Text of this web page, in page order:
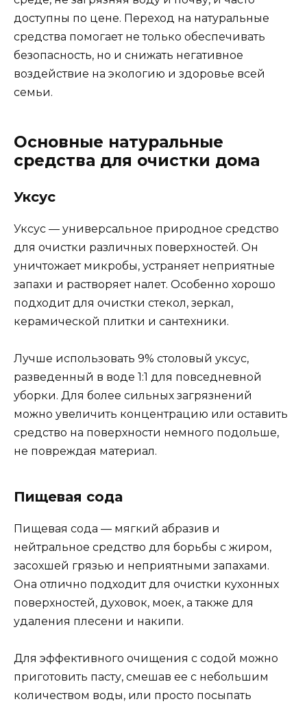
доступны по цене. Переход на натуральные
средства помогает не только обеспечивать
безопасность, но и снижать негативное
воздействие на экологию и здоровье всей
семьи.
Основные натуральные
средства для очистки дома
Уксус
Уксус — универсальное природное средство
для очистки различных поверхностей. Он
уничтожает микробы, устраняет неприятные
запахи и растворяет налет. Особенно хорошо
подходит для очистки стекол, зеркал,
керамической плитки и сантехники.
Лучше использовать 9% столовый уксус,
разведенный в воде 1:1 для повседневной
уборки. Для более сильных загрязнений
можно увеличить концентрацию или оставить
средство на поверхности немного подольше,
не повреждая материал.
Пищевая сода
Пищевая сода — мягкий абразив и
нейтральное средство для борьбы с жиром,
засохшей грязью и неприятными запахами.
Она отлично подходит для очистки кухонных
поверхностей, духовок, моек, а также для
удаления плесени и накипи.
Для эффективного очищения с содой можно
приготовить пасту, смешав ее с небольшим
количеством воды, или просто посыпать